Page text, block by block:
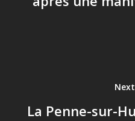
La Penne-sur-